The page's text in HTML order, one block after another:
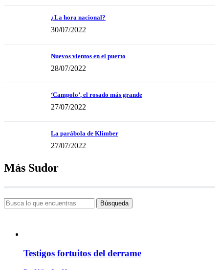
¿La hora nacional?
30/07/2022
Nuevos vientos en el puerto
28/07/2022
‘Campolo’, el rosado más grande
27/07/2022
La parábola de Klimber
27/07/2022
Más Sudor
Búsqueda
Testigos fortuitos del derrame